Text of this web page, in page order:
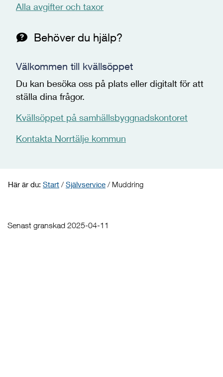
Alla avgifter och taxor
Behöver du hjälp?
Välkommen till kvällsöppet
Du kan besöka oss på plats eller digitalt för att
ställa dina frågor.
Kvällsöppet på samhällsbyggnadskontoret
Kontakta Norrtälje kommun
Här är du: Start / Självservice / Muddring
Senast granskad 2025-04-11